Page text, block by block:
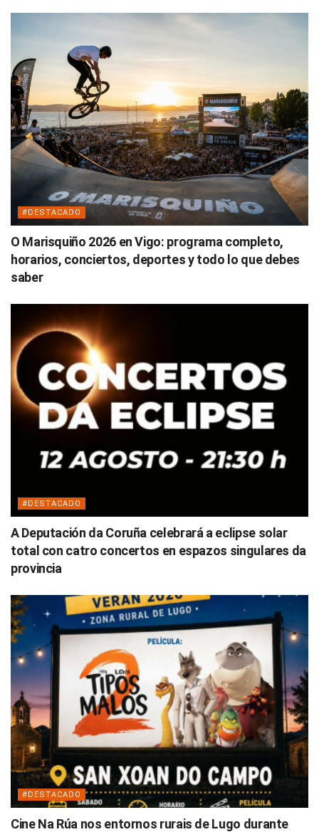
#DESTACADO
O Marisquiño 2026 en Vigo: programa completo,
horarios, conciertos, deportes y todo lo que debes
saber
#DESTACADO
A Deputación da Coruña celebrará a eclipse solar
total con catro concertos en espazos singulares da
provincia
#DESTACADO
Cine Na Rúa nos entornos rurais de Lugo durante